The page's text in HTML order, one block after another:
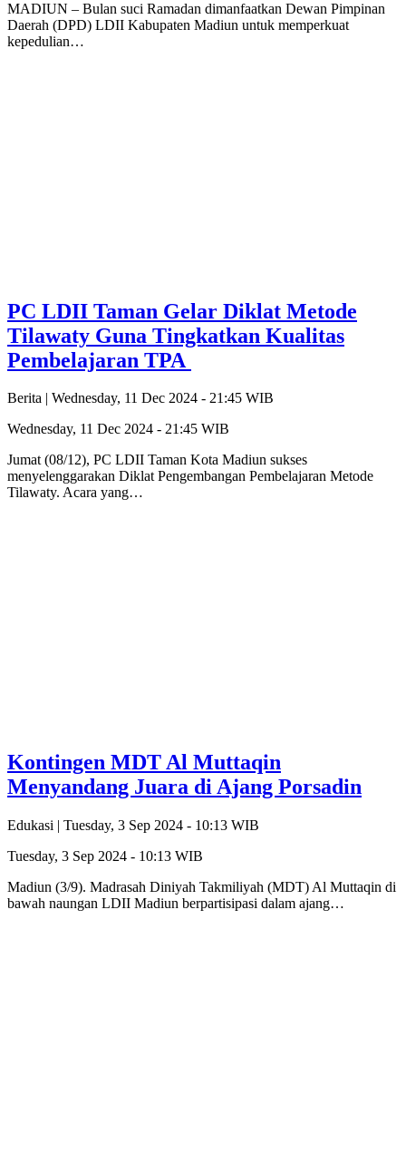
MADIUN – Bulan suci Ramadan dimanfaatkan Dewan Pimpinan
Daerah (DPD) LDII Kabupaten Madiun untuk memperkuat
kepedulian…
PC LDII Taman Gelar Diklat Metode
Tilawaty Guna Tingkatkan Kualitas
Pembelajaran TPA
Berita | Wednesday, 11 Dec 2024 - 21:45 WIB
Wednesday, 11 Dec 2024 - 21:45 WIB
Jumat (08/12), PC LDII Taman Kota Madiun sukses
menyelenggarakan Diklat Pengembangan Pembelajaran Metode
Tilawaty. Acara yang…
Kontingen MDT Al Muttaqin
Menyandang Juara di Ajang Porsadin
Edukasi | Tuesday, 3 Sep 2024 - 10:13 WIB
Tuesday, 3 Sep 2024 - 10:13 WIB
Madiun (3/9). Madrasah Diniyah Takmiliyah (MDT) Al Muttaqin di
bawah naungan LDII Madiun berpartisipasi dalam ajang…